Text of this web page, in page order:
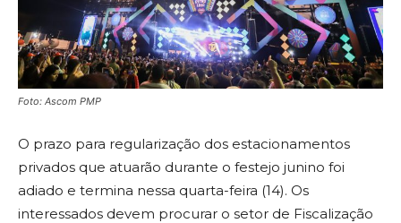
Foto: Ascom PMP
O prazo para regularização dos estacionamentos
privados que atuarão durante o festejo junino foi
adiado e termina nessa quarta-feira (14). Os
interessados devem procurar o setor de Fiscalização